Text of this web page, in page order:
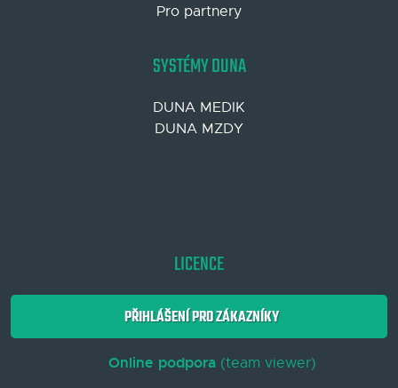
Pro partnery
SYSTÉMY DUNA
DUNA MEDIK
DUNA MZDY
LICENCE
PŘIHLÁŠENÍ PRO ZÁKAZNÍKY
Online podpora(team viewer)